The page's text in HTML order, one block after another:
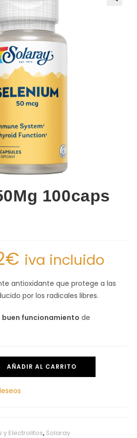
100caps
€ iva incluido
antioxidante que protege a las
por los radicales libres.
buen funcionamiento de
AÑADIR AL CARRITO
y Electrolitos, Solaray